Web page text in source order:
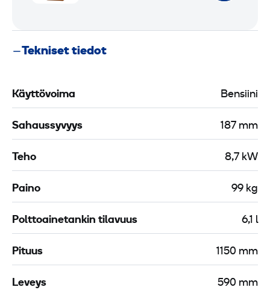
s
n
r
a
a
Tekniset tiedot
Käyttövoima Bensiini
Sahaussyvyys 187 mm
Teho 8,7 kW
Paino 99 kg
Polttoainetankin tilavuus 6,1 l
Pituus 1150 mm
Leveys 590 mm